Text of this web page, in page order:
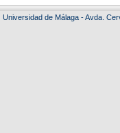
Universidad de Málaga - Avda.